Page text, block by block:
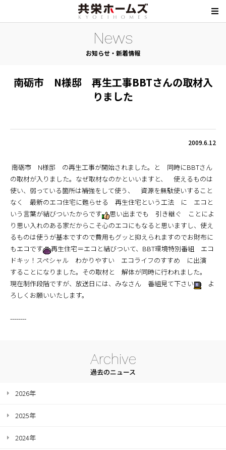
News
お知らせ・新着情報
南砺市 N様邸 再生工事BBTさんの取材入
りました
2009.6.12
南砺市 N様邸 の再生工事が開始されました。と 同時にBBTさん
の取材が入りました。なぜ取材なのかといいますと、 使えるものは
使い、弱っている箇所は補強をして使う、 資源を無駄使いすること
なく 最新のエコ住宅に甦らせる 再生住宅という工法 に エコと
いう言葉が結びついたからです
思い出までも 引き継ぐ ことによ
り思い入れのある家だからこそ心のエコにもなると思いますし、使え
るものは使うが基本ですので費用もグッと抑えられますのでお財布に
もエコです
再生住宅＝エコと結びついて、BBT環境特別番組 エコ
ドキッ！スペシャル わかりやすい エコライフのすすめ に出演
することになりました。その取材と 解体が同時に行われました。
現在制作段階ですが、放送日には、みなさん 番組見て下さい
よ
ろしくお願いいたします。
--------
Archive
過去のニュース
2026年
2025年
2024年